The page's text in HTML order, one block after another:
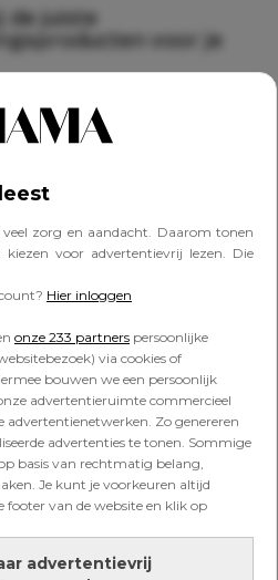
zorg en aandacht. Daarom tonen
voor advertentievrij lezen. Die
Hier inloggen
onze 233 partners persoonlijke
via cookies of
bouwen we een persoonlijk
advertentieruimte commercieel
advertentienetwerken. Zo genereren
advertenties te tonen. Sommige
basis van rechtmatig belang,
Je kunt je voorkeuren altijd
footer van de website en klik op
advertentievrij
de juiste
voor je
fijnste
voor mijn